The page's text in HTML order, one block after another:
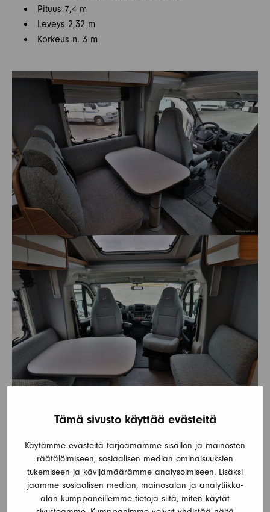
Tämä sivusto käyttää evästeitä
Käytämme evästeitä tarjoamamme sisällön ja mainosten
räätälöimiseen, sosiaalisen median ominaisuuksien
tukemiseen ja kävijämäärämme analysoimiseen. Lisäksi
jaamme sosiaalisen median, mainosalan ja analytiikka-
alan kumppaneillemme tietoja siitä, miten käytät
Pituus 7,4 m
Leveys 2,32 m
Korkeus n. 3 m